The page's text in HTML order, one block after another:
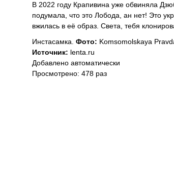
В 2022 году Крапивина уже обвиняла
подумала, что это Лобода, ан нет! Это
вжилась в её образ. Света, тебя
Инстасамка. Фото: Komsomolskaya
Источник: lenta.ru
Добавлено автоматически
Просмотрено: 478 раз